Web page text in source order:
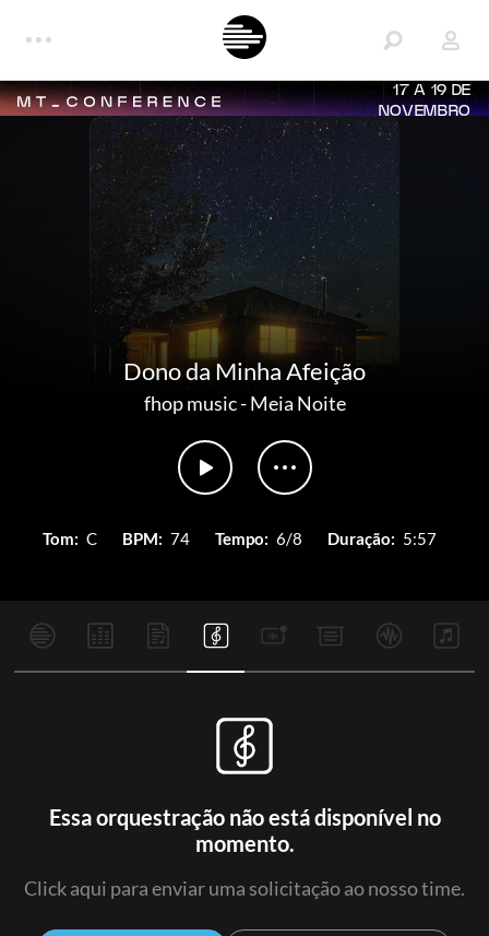
17 A 19 DE
NOVEMBRO
Dono da Minha Afeição
fhop music-Meia Noite
Tom: C BPM: 74 Tempo: 6/8 Duração: 5:57
Essa orquestração não está disponível no
momento.
Click aqui para enviar uma solicitação ao nosso time.